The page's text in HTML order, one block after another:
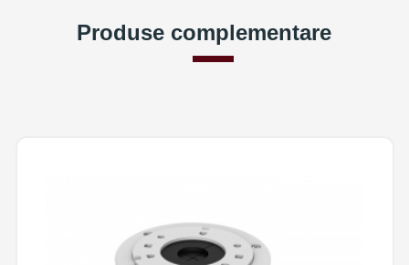
Produse complementare